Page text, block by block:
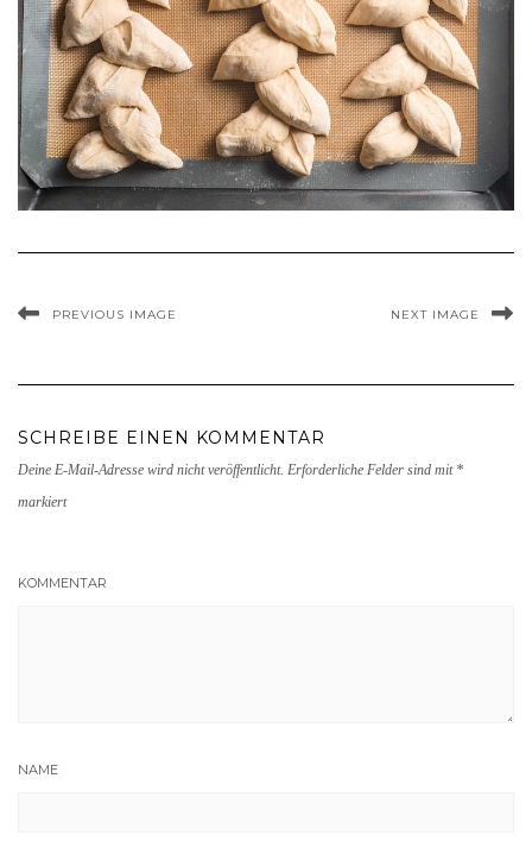
PREVIOUS IMAGE NEXT IMAGE
SCHREIBE EINEN KOMMENTAR
Deine E-Mail-Adresse wird nicht veröffentlicht. Erforderliche Felder sind mit *
markiert
KOMMENTAR
NAME